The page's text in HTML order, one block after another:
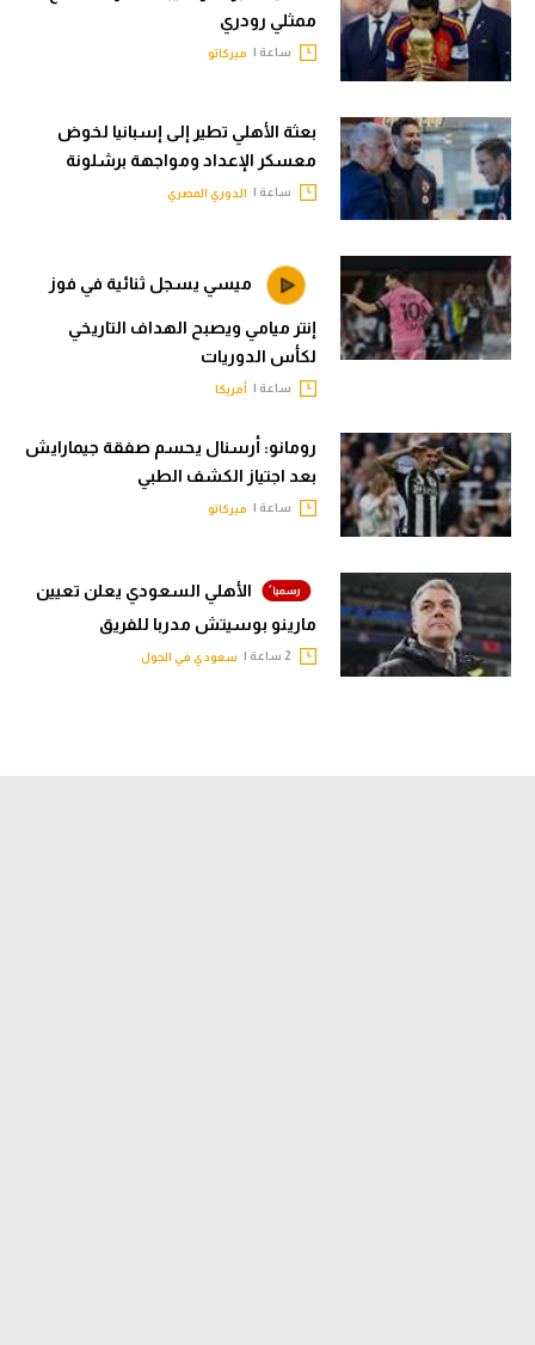
ممثلي رودري
ساعة | ميركاتو
بعثة الأهلي تطير إلى إسبانيا لخوض
معسكر الإعداد ومواجهة برشلونة
ساعة | الدوري المصري
ميسي يسجل ثنائية في فوز
إنتر ميامي ويصبح الهداف التاريخي
لكأس الدوريات
ساعة | أمريكا
رومانو: أرسنال يحسم صفقة جيمارايش
بعد اجتياز الكشف الطبي
ساعة | ميركاتو
الأهلي السعودي يعلن تعيين
مارينو بوسيتش مدربا للفريق
سعودي في الجول